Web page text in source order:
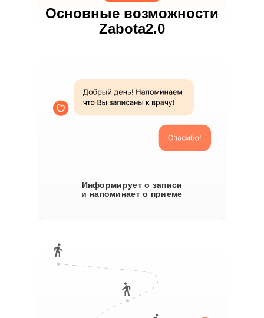
Основные возможности
Zabota2.0
Информирует о записи
и напоминает о приеме